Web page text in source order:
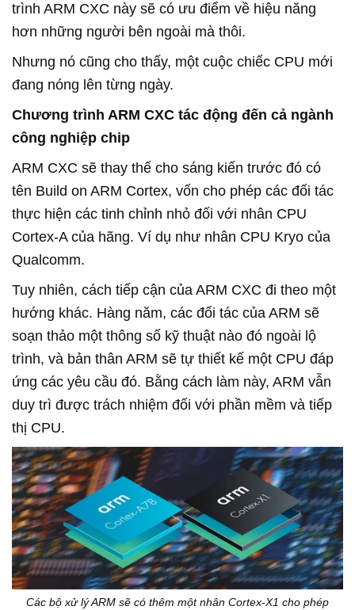
trình ARM CXC này sẽ có ưu điểm về hiệu năng
hơn những người bên ngoài mà thôi.
Nhưng nó cũng cho thấy, một cuộc chiếc CPU mới
đang nóng lên từng ngày.
Chương trình ARM CXC tác động đến cả ngành
công nghiệp chip
ARM CXC sẽ thay thế cho sáng kiến trước đó có
tên Build on ARM Cortex, vốn cho phép các đối tác
thực hiện các tinh chỉnh nhỏ đối với nhân CPU
Cortex-A của hãng. Ví dụ như nhân CPU Kryo của
Qualcomm.
Tuy nhiên, cách tiếp cận của ARM CXC đi theo một
hướng khác. Hàng năm, các đối tác của ARM sẽ
soạn thảo một thông số kỹ thuật nào đó ngoài lộ
trình, và bản thân ARM sẽ tự thiết kế một CPU đáp
ứng các yêu cầu đó. Bằng cách làm này, ARM vẫn
duy trì được trách nhiệm đối với phần mềm và tiếp
thị CPU.
Các bộ xử lý ARM sẽ có thêm một nhân Cortex-X1 cho phép